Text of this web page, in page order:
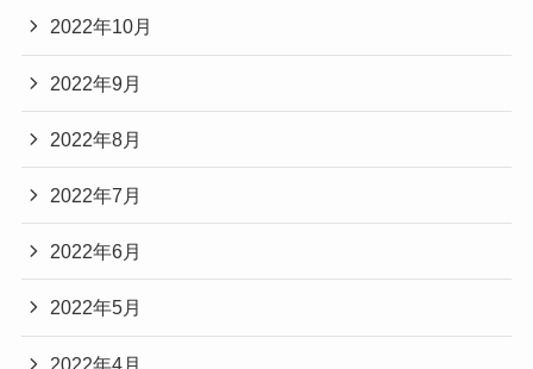
2022年10月
2022年9月
2022年8月
2022年7月
2022年6月
2022年5月
2022年4月